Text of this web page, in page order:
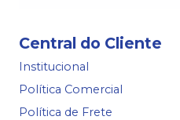
Central do Cliente
Institucional
Política Comercial
Política de Frete